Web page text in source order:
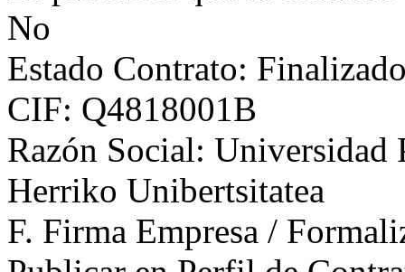
No
Estado Contrato:
CIF: Q4818001B
Razón Social: Universidad
Herriko Unibertsitatea
F. Firma Empresa /